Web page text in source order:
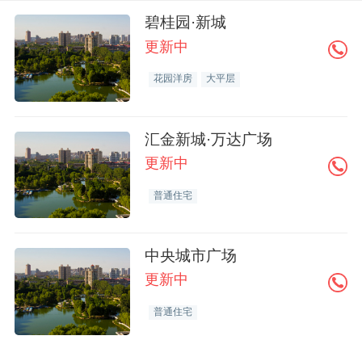
碧桂园·新城
更新中
花园洋房 大平层
汇金新城·万达广场
更新中
普通住宅
中央城市广场
更新中
普通住宅